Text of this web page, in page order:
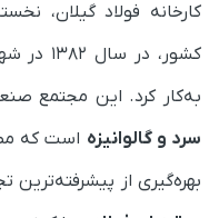
کارخانه فولاد گیلان،
کشور،
به‌کار کرد. این مجتمع
سرد و گالوانیزه است که
بهره‌گیری از پیشرفته‌ترین